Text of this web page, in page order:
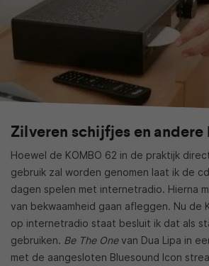
Zilveren schijfjes en andere
Hoewel de KOMBO 62 in de praktijk
gebruik zal worden genomen laat ik de
dagen spelen met internetradio. Hierna
van bekwaamheid gaan afleggen. Nu de
op internetradio staat besluit ik dat als
gebruiken. Be The Onevan Dua Lipa in
met de aangesloten Bluesound Icon